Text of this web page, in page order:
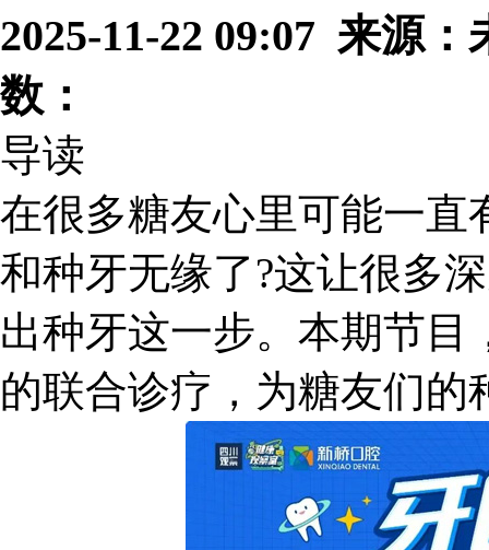
2025-11-22 09:07 来源
数：
导读
在很多糖友心里可能一直
和种牙无缘了?这让很多
出种牙这一步。本期节
的联合诊疗，为糖友们